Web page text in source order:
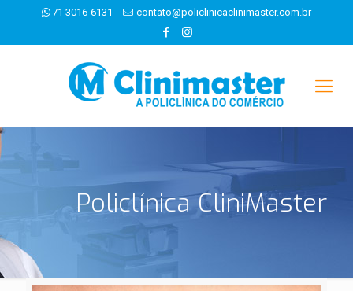
71 3016-6131 contato@policlinicaclinimaster.com.br
Policlínica CliniMaster